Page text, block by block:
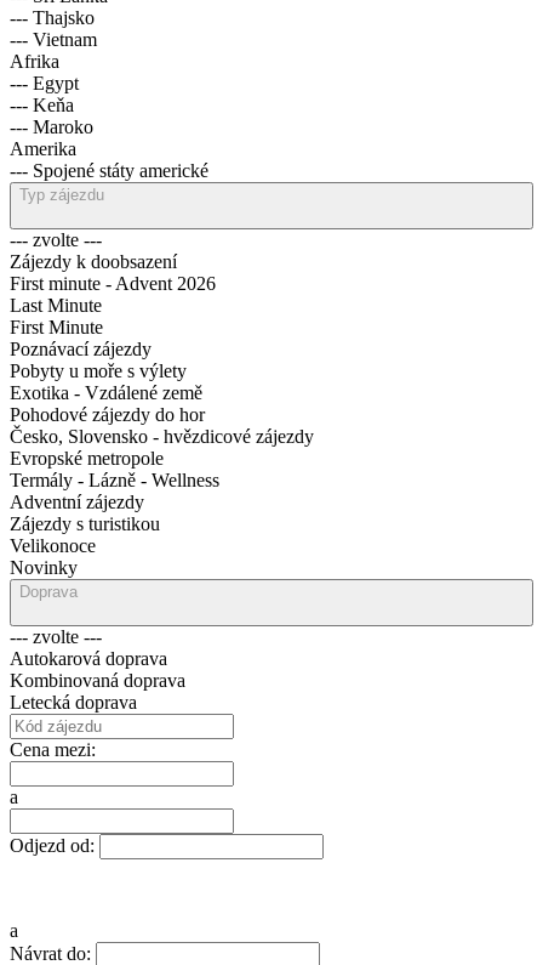
--- Thajsko
--- Vietnam
Afrika
--- Egypt
--- Keňa
--- Maroko
Amerika
--- Spojené státy americké
Typ zájezdu
--- zvolte ---
Zájezdy k doobsazení
First minute - Advent 2026
Last Minute
First Minute
Poznávací zájezdy
Pobyty u moře s výlety
Exotika - Vzdálené země
Pohodové zájezdy do hor
Česko, Slovensko - hvězdicové zájezdy
Evropské metropole
Termály - Lázně - Wellness
Adventní zájezdy
Zájezdy s turistikou
Velikonoce
Novinky
Doprava
--- zvolte ---
Autokarová doprava
Kombinovaná doprava
Letecká doprava
Cena mezi:
a
Odjezd od:
a
Návrat do: